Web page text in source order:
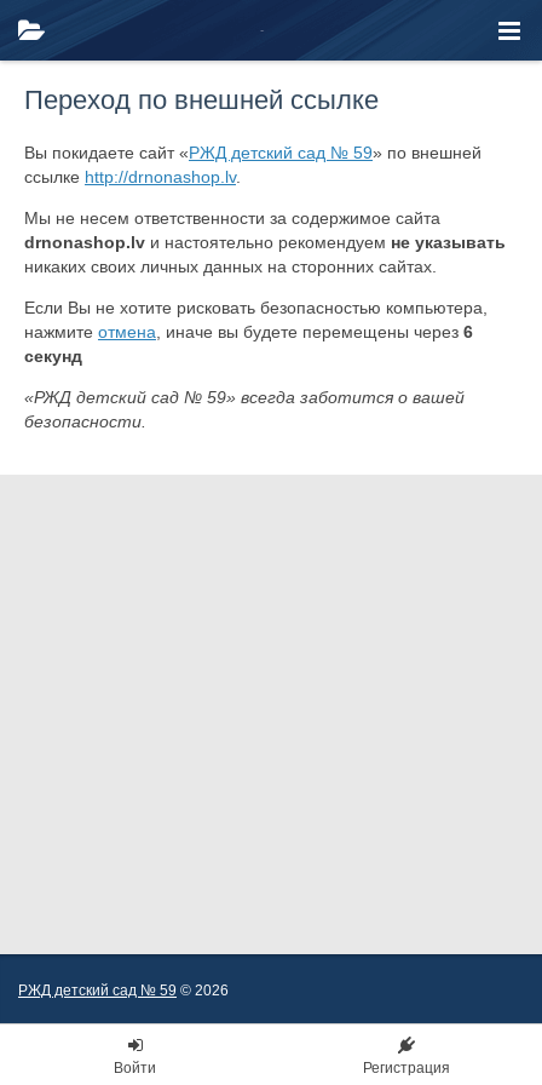
Переход по внешней ссылке
Вы покидаете сайт «РЖД детский сад № 59» по внешней
ссылке http://drnonashop.lv.
Мы не несем ответственности за содержимое сайта
drnonashop.lv и настоятельно рекомендуем не указывать
никаких своих личных данных на сторонних сайтах.
Если Вы не хотите рисковать безопасностью компьютера,
нажмите отмена , иначе вы будете перемещены через 6
секунд
«РЖД детский сад № 59» всегда заботится о вашей
безопасности.
РЖД детский сад № 59 © 2026
Войти Регистрация